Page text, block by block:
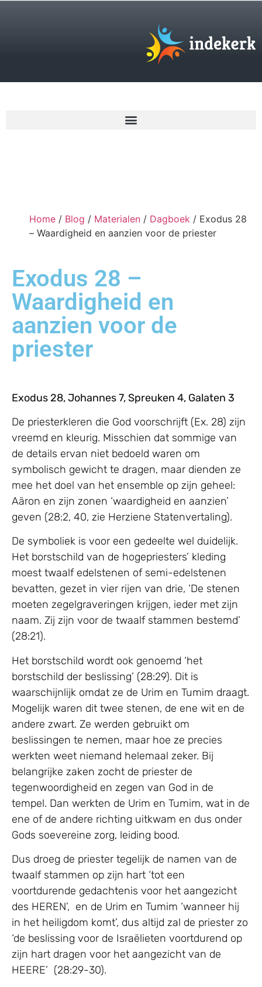
Home / Blog / Materialen / Dagboek / Exodus 28
– Waardigheid en aanzien voor de priester
Exodus 28 –
Waardigheid en
aanzien voor de
priester
Exodus 28, Johannes 7, Spreuken 4, Galaten 3
De priesterkleren die God voorschrijft (Ex. 28) zijn
vreemd en kleurig. Misschien dat sommige van
de details ervan niet bedoeld waren om
symbolisch gewicht te dragen, maar dienden ze
mee het doel van het ensemble op zijn geheel:
Aäron en zijn zonen ‘waardigheid en aanzien’
geven (28:2, 40, zie Herziene Statenvertaling).
De symboliek is voor een gedeelte wel duidelijk.
Het borstschild van de hogepriesters’ kleding
moest twaalf edelstenen of semi-edelstenen
bevatten, gezet in vier rijen van drie, ‘De stenen
moeten zegelgraveringen krijgen, ieder met zijn
naam. Zij zijn voor de twaalf stammen bestemd’
(28:21).
Het borstschild wordt ook genoemd ‘het
borstschild der beslissing’ (28:29). Dit is
waarschijnlijk omdat ze de Urim en Tumim draagt.
Mogelijk waren dit twee stenen, de ene wit en de
andere zwart. Ze werden gebruikt om
beslissingen te nemen, maar hoe ze precies
werkten weet niemand helemaal zeker. Bij
belangrijke zaken zocht de priester de
tegenwoordigheid en zegen van God in de
tempel. Dan werkten de Urim en Tumim, wat in de
ene of de andere richting uitkwam en dus onder
Gods soevereine zorg, leiding bood.
Dus droeg de priester tegelijk de namen van de
twaalf stammen op zijn hart ‘tot een
voortdurende gedachtenis voor het aangezicht
des HEREN’, en de Urim en Tumim ‘wanneer hij
in het heiligdom komt’, dus altijd zal de priester zo
‘de beslissing voor de Israëlieten voortdurend op
zijn hart dragen voor het aangezicht van de
HEERE’ (28:29-30).